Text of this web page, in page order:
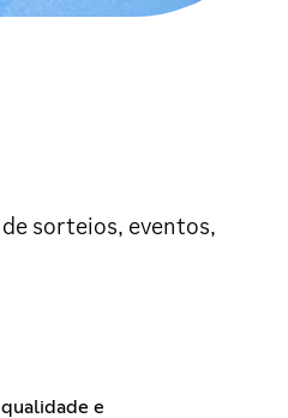
sorteios, eventos,
e